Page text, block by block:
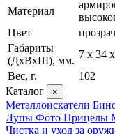
Материал
Цвет
Габариты
(ДхВхШ), мм.
7 х 34
Вес, г.
102
Каталог
×
Металлоискатели
Лупы Фото Прицелы
Чистка и уход за